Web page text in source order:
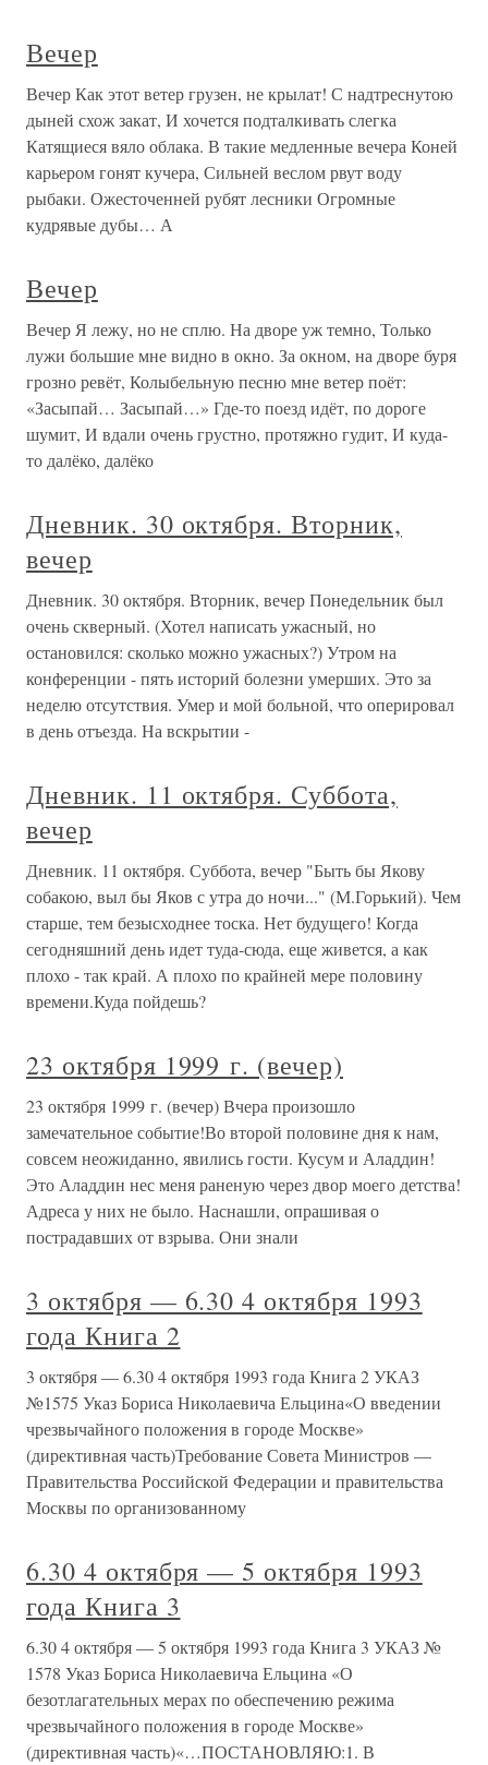
Вечер
Вечер Как этот ветер грузен, не крылат! С надтреснутою
дыней схож закат, И хочется подталкивать слегка
Катящиеся вяло облака. В такие медленные вечера Коней
карьером гонят кучера, Сильней веслом рвут воду
рыбаки. Ожесточенней рубят лесники Огромные
кудрявые дубы… А
Вечер
Вечер Я лежу, но не сплю. На дворе уж темно, Только
лужи большие мне видно в окно. За окном, на дворе буря
грозно ревёт, Колыбельную песню мне ветер поёт:
«Засыпай… Засыпай…» Где-то поезд идёт, по дороге
шумит, И вдали очень грустно, протяжно гудит, И куда-
то далёко, далёко
Дневник. 30 октября. Вторник,
вечер
Дневник. 30 октября. Вторник, вечер Понедельник был
очень скверный. (Хотел написать ужасный, но
остановился: сколько можно ужасных?) Утром на
конференции - пять историй болезни умерших. Это за
неделю отсутствия. Умер и мой больной, что оперировал
в день отъезда. На вскрытии -
Дневник. 11 октября. Суббота,
вечер
Дневник. 11 октября. Суббота, вечер "Быть бы Якову
собакою, выл бы Яков с утра до ночи..." (М.Горький). Чем
старше, тем безысходнее тоска. Нет будущего! Когда
сегодняшний день идет туда-сюда, еще живется, а как
плохо - так край. А плохо по крайней мере половину
времени.Куда пойдешь?
23 октября 1999 г. (вечер)
23 октября 1999 г. (вечер) Вчера произошло
замечательное событие!Во второй половине дня к нам,
совсем неожиданно, явились гости. Кусум и Аладдин!
Это Аладдин нес меня раненую через двор моего детства!
Адреса у них не было. Наснашли, опрашивая о
пострадавших от взрыва. Они знали
3 октября — 6.30 4 октября 1993
года Книга 2
3 октября — 6.30 4 октября 1993 года Книга 2 УКАЗ
№1575 Указ Бориса Николаевича Ельцина«О введении
чрезвычайного положения в городе Москве»
(директивная часть)Требование Совета Министров —
Правительства Российской Федерации и правительства
Москвы по организованному
6.30 4 октября — 5 октября 1993
года Книга 3
6.30 4 октября — 5 октября 1993 года Книга 3 УКАЗ №
1578 Указ Бориса Николаевича Ельцина «О
безотлагательных мерах по обеспечению режима
чрезвычайного положения в городе Москве»
(директивная часть)«…ПОСТАНОВЛЯЮ:1. В